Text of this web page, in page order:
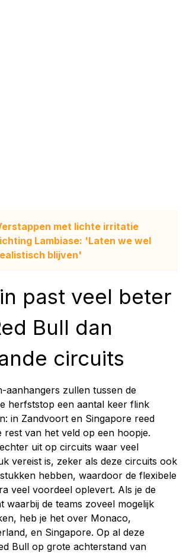
met lichte irritatie
Lambiase: 'Laten we wel
blijven'
past veel beter
Bull dan
circuits
aanhangers zullen tussen de
herfststop een aantal keer flink
in Zandvoort en Singapore reed
rest van het veld op een hoopje.
uit op circuits waar veel
vereist is, zeker als deze circuits ook
hebben, waardoor de flexibele
veel voordeel oplevert. Als je de
waarbij de teams zoveel mogelijk
heb je het over Monaco,
en Singapore. Op al deze
Bull op grote achterstand van